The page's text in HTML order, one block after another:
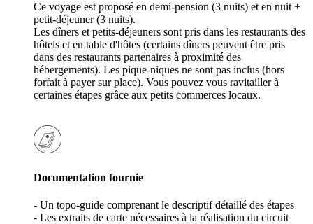
Ce voyage est proposé en demi-pension (3 nuits) et en nuit +
petit-déjeuner (3 nuits).
Les dîners et petits-déjeuners sont pris dans les restaurants des
hôtels et en table d'hôtes (certains dîners peuvent être pris
dans des restaurants partenaires à proximité des
hébergements). Les pique-niques ne sont pas inclus (hors
forfait à payer sur place). Vous pouvez vous ravitailler à
certaines étapes grâce aux petits commerces locaux.
Documentation fournie
- Un topo-guide comprenant le descriptif détaillé des étapes
- Les extraits de carte nécessaires à la réalisation du circuit